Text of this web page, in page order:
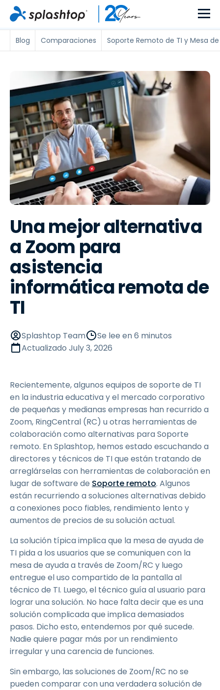
Blog Comparaciones Soporte Remoto de TI y Mesa
Una mejor alternativa
a Zoom para
asistencia
informática remota de
TI
Splashtop Team
Se lee en 6 minutos
Actualizado July 3, 2026
Recientemente, algunos equipos de soporte de TI
en la industria educativa y el mercado corporativo
de pequeñas y medianas empresas han recurrido a
Zoom, RingCentral (RC) u otras herramientas de
colaboración como alternativas para Soporte
remoto. En Splashtop, hemos estado escuchando a
directores y técnicos de TI que están tratando de
arreglárselas con herramientas de colaboración en
lugar de software de Soporte remoto. Algunos
están recurriendo a soluciones alternativas debido
a conexiones poco fiables, rendimiento lento y
aumentos de precios de su solución actual.
La solución típica implica que la mesa de ayuda de
TI pida a los usuarios que se comuniquen con la
mesa de ayuda a través de Zoom/RC y luego
entregue el uso compartido de la pantalla al
técnico de TI. Luego, el técnico guía al usuario para
lograr una solución. No hace falta decir que es una
solución complicada que implica demasiados
pasos. Dicho esto, entendemos por qué sucede.
Nadie quiere pagar más por un rendimiento
irregular y una carencia de funciones.
Sin embargo, las soluciones de Zoom/RC no se
pueden comparar con una verdadera solución de